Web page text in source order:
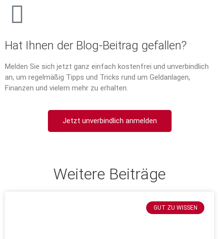
Hat Ihnen der Blog-Beitrag gefallen?
Melden Sie sich jetzt ganz einfach kostenfrei und unverbindlich
an, um regelmäßig Tipps und Tricks rund um Geldanlagen,
Finanzen und vielem mehr zu erhalten.
Jetzt unverbindlich anmelden
Weitere Beiträge
GUT ZU WISSEN